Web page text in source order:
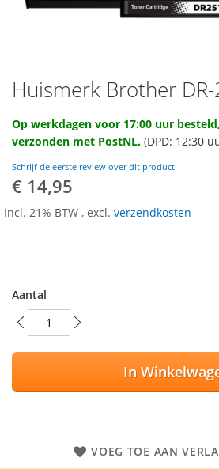
Ga
naar
het
begin
van
de
afbeeldingen-
gallerij
Huismerk Brother
Op werkdagen voor 17:00 uur
verzonden met PostNL. (DPD: 12:30
Schrijf de eerste review over dit product
€ 14,95
Incl. 21% BTW , excl. verzendkosten
Aantal
In
VOEG TOE AAN